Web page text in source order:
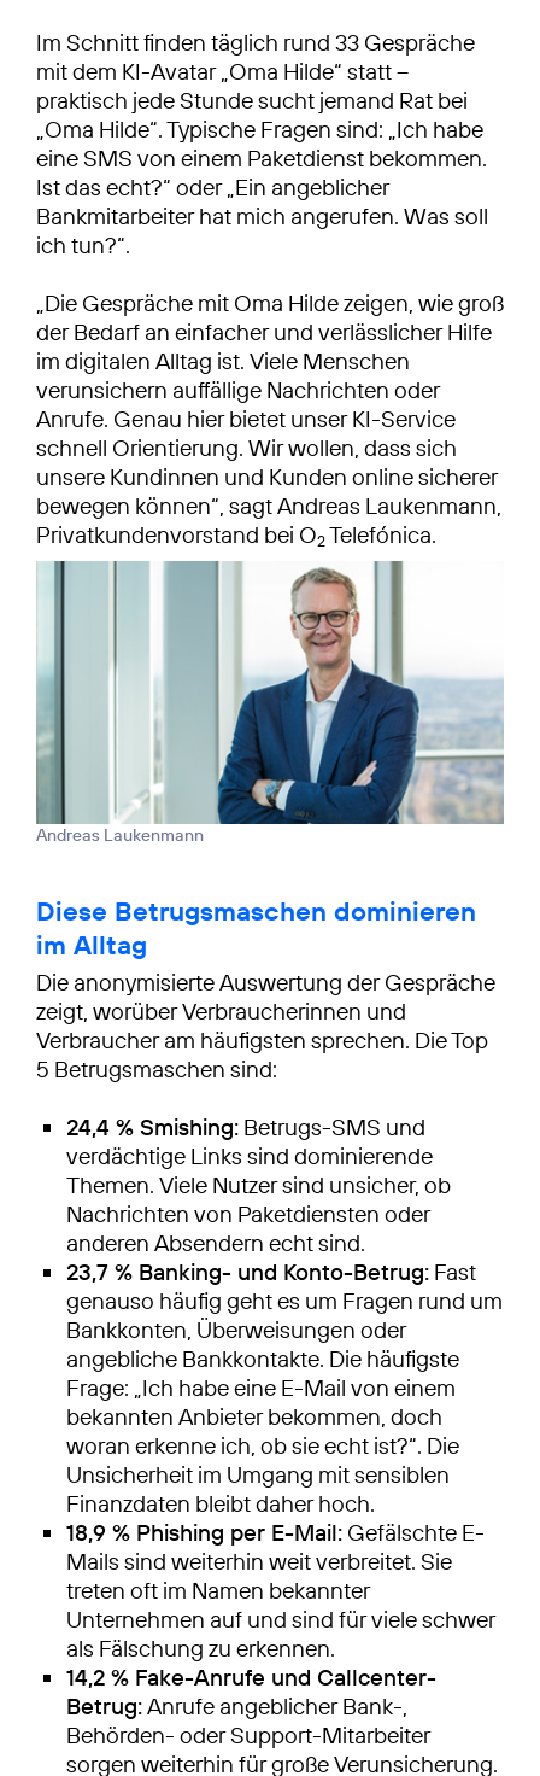
Im Schnitt finden täglich rund 33 Gespräche
mit dem KI-Avatar „Oma Hilde“ statt –
praktisch jede Stunde sucht jemand Rat bei
„Oma Hilde“. Typische Fragen sind: „Ich habe
eine SMS von einem Paketdienst bekommen.
Ist das echt?“ oder „Ein angeblicher
Bankmitarbeiter hat mich angerufen. Was soll
ich tun?“.
„Die Gespräche mit Oma Hilde zeigen, wie groß
der Bedarf an einfacher und verlässlicher Hilfe
im digitalen Alltag ist. Viele Menschen
verunsichern auffällige Nachrichten oder
Anrufe. Genau hier bietet unser KI-Service
schnell Orientierung. Wir wollen, dass sich
unsere Kundinnen und Kunden online sicherer
bewegen können“, sagt Andreas Laukenmann,
Privatkundenvorstand bei O2Telefónica.
Andreas Laukenmann
Diese Betrugsmaschen dominieren
im Alltag
Die anonymisierte Auswertung der Gespräche
zeigt, worüber Verbraucherinnen und
Verbraucher am häufigsten sprechen. Die Top
5 Betrugsmaschen sind:
24,4 % Smishing: Betrugs-SMS und
verdächtige Links sind dominierende
Themen. Viele Nutzer sind unsicher, ob
Nachrichten von Paketdiensten oder
anderen Absendern echt sind.
23,7 % Banking- und Konto-Betrug: Fast
genauso häufig geht es um Fragen rund um
Bankkonten, Überweisungen oder
angebliche Bankkontakte. Die häufigste
Frage: „Ich habe eine E-Mail von einem
bekannten Anbieter bekommen, doch
woran erkenne ich, ob sie echt ist?“. Die
Unsicherheit im Umgang mit sensiblen
Finanzdaten bleibt daher hoch.
18,9 % Phishing per E-Mail: Gefälschte E-
Mails sind weiterhin weit verbreitet. Sie
treten oft im Namen bekannter
Unternehmen auf und sind für viele schwer
als Fälschung zu erkennen.
14,2 % Fake-Anrufe und Callcenter-
Betrug:Anrufe angeblicher Bank-,
Behörden- oder Support-Mitarbeiter
sorgen weiterhin für große Verunsicherung.